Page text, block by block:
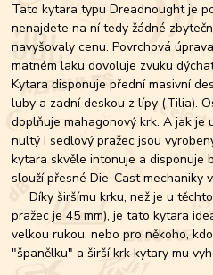
Tato kytara typu Dreadnought je
nenajdete na ní tedy žádné
navyšovaly cenu. Povrchová
matném laku dovoluje zvuku
Kytara disponuje přední masivní
luby a zadní deskou z lípy (Tilia).
doplňuje mahagonový krk. A jak je
nultý i sedlový pražec jsou
kytara skvěle intonuje a disponuje
slouží přesné Die-Cast mechaniky
Díky širšímu krku, než je u
pražec je 45 mm), je tato kytara
velkou rukou, nebo pro někoho,
"španělku" a širší krk kytary mu